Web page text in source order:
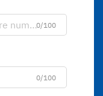
0/100
0/100